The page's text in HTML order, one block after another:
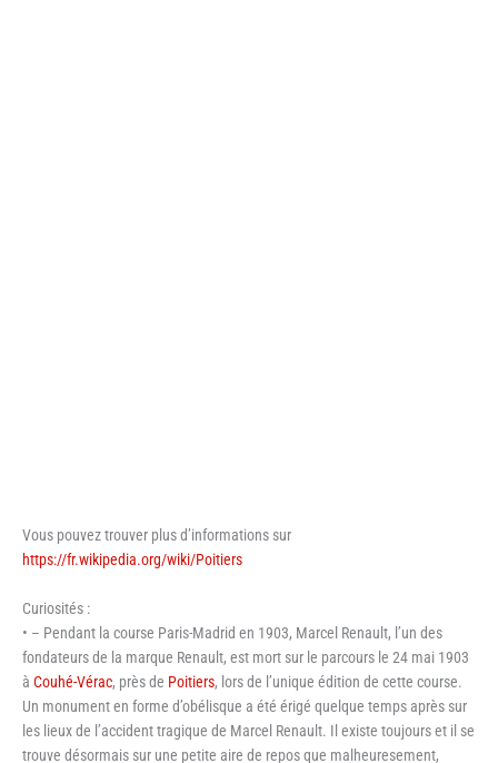
Vous pouvez trouver plus d’informations sur
https://fr.wikipedia.org/wiki/Poitiers
Curiosités :
• – Pendant la course Paris-Madrid en 1903, Marcel Renault, l’un des
fondateurs de la marque Renault, est mort sur le parcours le 24 mai 1903
à Couhé-Vérac, près de Poitiers, lors de l’unique édition de cette course.
Un monument en forme d’obélisque a été érigé quelque temps après sur
les lieux de l’accident tragique de Marcel Renault. Il existe toujours et il se
trouve désormais sur une petite aire de repos que malheuresement,